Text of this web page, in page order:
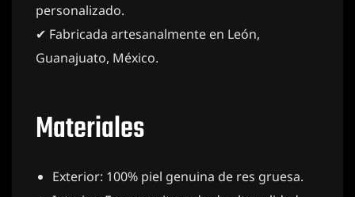
personalizado.
✔ Fabricada artesanalmente en León,
Guanajuato, México.
Materiales
Exterior: 100% piel genuina de res gruesa.